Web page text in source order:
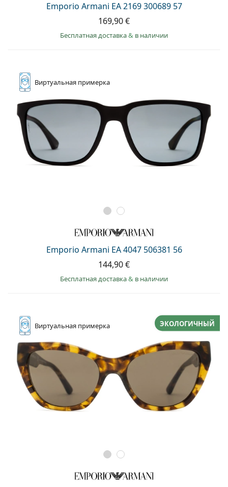
Emporio Armani EA 2169 300689 57
169,90 €
Бесплатная доставка& в наличии
Виртуальная примерка
Emporio Armani EA 4047 506381 56
144,90 €
Бесплатная доставка& в наличии
Виртуальная примерка ЭКОЛОГИЧНЫЙ